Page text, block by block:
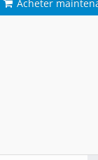
Acheter